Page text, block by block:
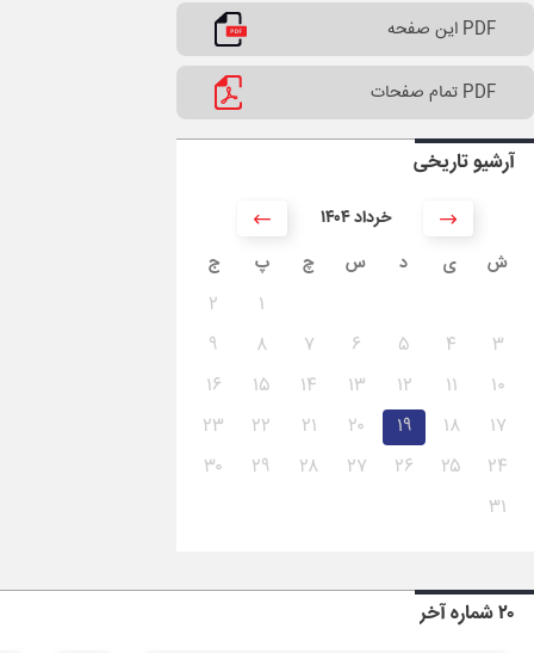
PDF این صفحه
PDF تمام صفحات
آرشیو تاریخی
۱۴۰۴ خرداد
ش
ی د س چ پ ج
۱
۲
۳
۴ ۵ ۶ ۷ ۸
۹
۱۰
۱۱ ۱۲ ۱۳ ۱۴ ۱۵
۱۶
۱۷
۱۸ ۱۹ ۲۰ ۲۱ ۲۲
۲۳
۲۴
۲۵ ۲۶ ۲۷ ۲۸ ۲۹
۳۰
۳۱
۲۰ شماره آخر